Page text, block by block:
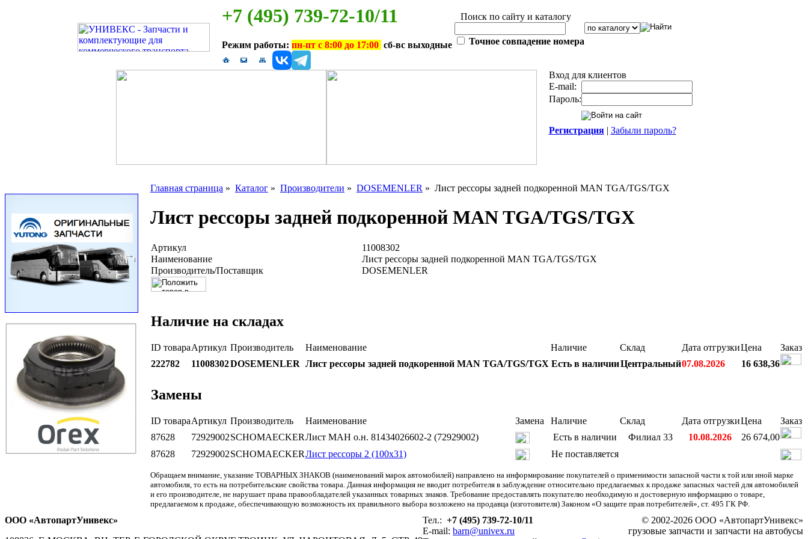
+7 (495) 739-72-10/11
Режим работы: пн-пт с 8:00 до 17:00 сб-вс выходные
Поиск по сайту и каталогу
Точное совпадение номера
Вход для клиентов
E-mail:
Пароль:
Регистрация| Забыли пароль?
Главная страница » Каталог » Производители » DOSEMENLER » Лист рессоры задней подкоренной MAN TGA/TGS/TGX
Лист рессоры задней подкоренной MAN TGA/TGS/TGX
Артикул
11008302
Наименование
Лист рессоры задней подкоренной MAN TGA/TGS/TGX
Производитель/Поставщик
DOSEMENLER
Наличие на складах
ID товараАртикул Производитель Наименование Наличие Склад Дата отгрузкиЦена
Заказ
222782
11008302DOSEMENLER Лист рессоры задней подкоренной MAN TGA/TGS/TGX Есть в наличииЦентральный07.08.2026 16 638,36
Замены
ID товараАртикул Производитель Наименование Замена Наличие Склад Дата отгрузкиЦена
Заказ
87628
72929002SCHOMAECKERЛист МАН о.н. 81434026602-2 (72929002) Есть в наличии Филиал 33 10.08.2026
26 674,00
87628
72929002SCHOMAECKERЛист рессоры 2 (100х31) Не поставляется
Обращаем внимание, указание ТОВАРНЫХ ЗНАКОВ (наименований марок автомобилей) направлено на информирование покупателей о применимости запасной части к той или иной марке
автомобиля, то есть на потребительские свойства товара. Данная информация не вводит потребителя в заблуждение относительно предлагаемых к продаже запасных частей для автомобилей
и его производителе, не нарушает права правообладателей указанных товарных знаков. Требование предоставлять покупателю необходимую и достоверную информацию о товаре,
предлагаемом к продаже, обеспечивающую возможность их правильного выбора возложено на продавца (изготовителя) Законом «О защите прав потребителей», ст. 495 ГК РФ.
ООО «АвтопартУнивекс»
Тел.: +7 (495) 739-72-10/11
E-mail: barn@univex.ru
© 2002-2026 ООО «АвтопартУнивекс»
грузовые запчасти и запчасти на автобусы